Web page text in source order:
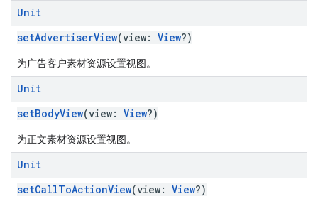
Unit
setAdvertiserView(view: View?)
为广告客户素材资源设置视图。
Unit
setBodyView(view: View?)
为正文素材资源设置视图。
Unit
setCallToActionView(view: View?)